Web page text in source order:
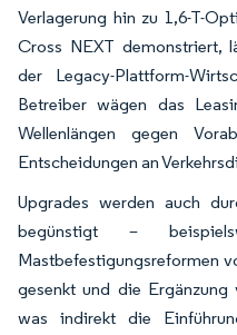
Verlagerung hin zu 1,6-T-
Cross NEXT demonstriert,
der Legacy-Plattform-
Betreiber wägen das
Wellenlängen gegen
Entscheidungen an
Upgrades werden auch
begünstigt –
Mastbefestigungsreformen
gesenkt und die Ergänzung
was indirekt die